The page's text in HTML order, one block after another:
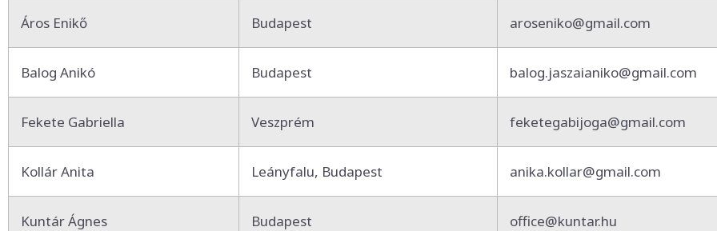
Áros Enikő Budapest aroseniko@gmail.com
Balog Anikó Budapest balog.jaszaianiko@gmail.com
Fekete Gabriella Veszprém feketegabijoga@gmail.com
Kollár Anita Leányfalu, Budapest anika.kollar@gmail.com
Kuntár Ágnes Budapest office@kuntar.hu